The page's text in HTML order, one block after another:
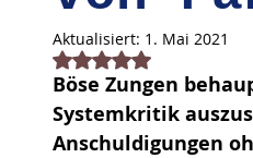
Aktualisiert: 1. Mai 2021
Mit NaN von 5 Sternen
Böse Zungen
Systemkritik
Anschuldigungen